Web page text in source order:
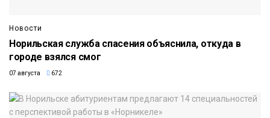
Новости
Норильская служба спасения объяснила, откуда в
городе взялся смог
07 августа 672